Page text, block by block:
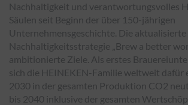
Nachhaltigkeit und verantwortungsvolles
Säulen seit Beginn der über 150-jährigen
Unternehmensgeschichte. Die aktualisierte
Nachhaltigkeitsstrategie „Brew a better
ambitionierte Ziele. Als erstes
sich die HEINEKEN-Familie weltweit dafür
2030 in der gesamten Produktion CO2
bis 2040 inklusive der gesamten